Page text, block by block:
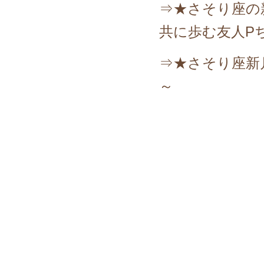
⇒★さそり座の
共に歩む友人P
⇒★さそり座新
～